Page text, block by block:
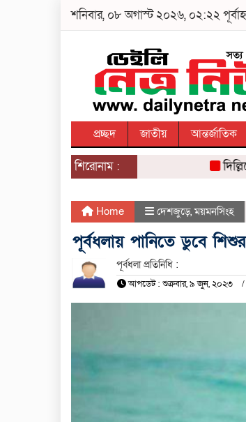
শনিবার, ০৮ অগাস্ট ২০২৬, ০২:২২
প্রচ্ছদ জাতীয় আন্তর্জাতিক
শিরোনাম : দিল্লিতে
Home দেশজুড়ে,ময়মনসিংহ
পূর্বধলায় পানিতে ডুবে
পূর্বধলা প্রতিনিধি :
আপডেট : শুক্রবার, ৯ জুন, ২০২৩